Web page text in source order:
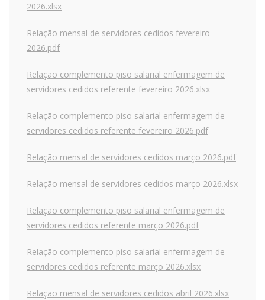
2026.xlsx
Relação mensal de servidores cedidos fevereiro
2026.pdf
Relação complemento piso salarial enfermagem de
servidores cedidos referente fevereiro 2026.xlsx
Relação complemento piso salarial enfermagem de
servidores cedidos referente fevereiro 2026.pdf
Relação mensal de servidores cedidos março 2026.pdf
Relação mensal de servidores cedidos março 2026.xlsx
Relação complemento piso salarial enfermagem de
servidores cedidos referente março 2026.pdf
Relação complemento piso salarial enfermagem de
servidores cedidos referente março 2026.xlsx
Relação mensal de servidores cedidos abril 2026.xlsx